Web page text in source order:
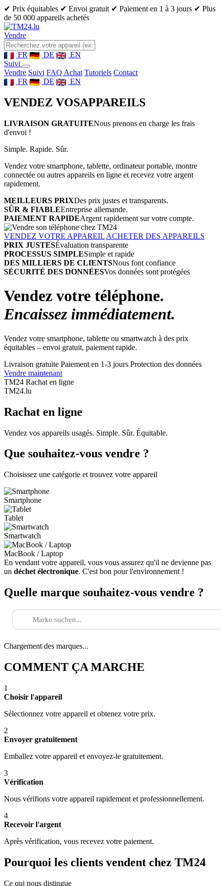
✔ Prix équitables ✔ Envoi gratuit ✔ Paiement en 1 à 3 jours ✔ Plus
de 50 000 appareils achetés
Vendre
FR DE
EN
Suivi
Vendre Suivi FAQ Achat Tutoriels Contact
FR
DE EN
VENDEZ VOSAPPAREILS
LIVRAISON GRATUITENous prenons en charge les frais
d'envoi !
Simple. Rapide. Sûr.
Vendez votre smartphone, tablette, ordinateur portable, montre
connectée ou autres appareils en ligne et recevez votre argent
rapidement.
MEILLEURS PRIXDes prix justes et transparents.
SÛR & FIABLEEntreprise allemande.
PAIEMENT RAPIDEArgent rapidement sur votre compte.
VENDEZ VOTRE APPAREIL ACHETER DES APPAREILS
PRIX JUSTESÉvaluation transparente
PROCESSUS SIMPLESimple et rapide
DES MILLIERS DE CLIENTSNous font confiance
SÉCURITÉ DES DONNÉESVos données sont protégées
Vendez votre téléphone.
Encaissez immédiatement.
Vendez votre smartphone, tablette ou smartwatch à des prix
équitables – envoi gratuit, paiement rapide.
Livraison gratuite Paiement en 1-3 jours Protection des données
Vendre maintenant
TM24 Rachat en ligne
TM24.lu
Rachat en ligne
Vendez vos appareils usagés. Simple. Sûr. Équitable.
Que souhaitez-vous vendre ?
Choisissez une catégorie et trouvez votre appareil
Smartphone
Tablet
Smartwatch
MacBook / Laptop
En vendant votre appareil, vous vous assurez qu'il ne devienne pas
un déchet électronique. C'est bon pour l'environnement !
Quelle marque souhaitez-vous vendre ?
Chargement des marques...
COMMENT ÇA MARCHE
1
Choisir l'appareil
Sélectionnez votre appareil et obtenez votre prix.
2
Envoyer gratuitement
Emballez votre appareil et envoyez-le gratuitement.
3
Vérification
Nous vérifions votre appareil rapidement et professionnellement.
4
Recevoir l'argent
Après vérification, vous recevez votre paiement.
Pourquoi les clients vendent chez TM24
Ce qui nous distingue